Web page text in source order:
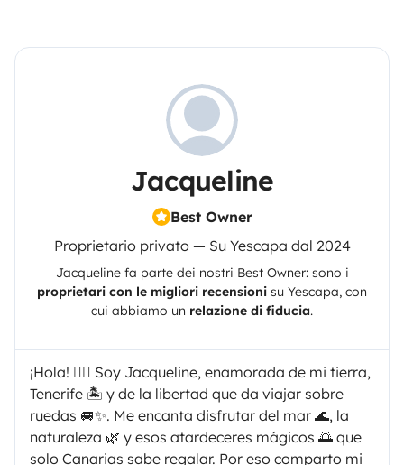
Jacqueline
Best Owner
Proprietario privato — Su Yescapa dal 2024
Jacquelinefa parte dei nostri Best Owner: sono i
proprietari con le migliori recensioni su Yescapa, con
cui abbiamo un relazione di fiducia.
¡Hola! 🙋‍♀️ Soy Jacqueline, enamorada de mi tierra,
Tenerife 🏝️ y de la libertad que da viajar sobre
ruedas 🚐✨. Me encanta disfrutar del mar 🌊, la
naturaleza 🌿 y esos atardeceres mágicos 🌅 que
solo Canarias sabe regalar. Por eso comparto mi